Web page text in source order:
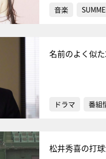
音楽
名前のよく似
ドラマ 番組
松井秀喜の打